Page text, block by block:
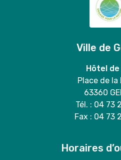
Ville de
Hôtel de
Place de
63360
Tél. : 04 73
Fax : 04 73
Horaires